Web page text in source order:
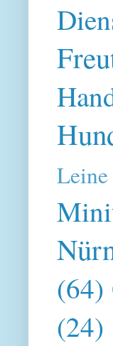
Leine
(64)
(24)